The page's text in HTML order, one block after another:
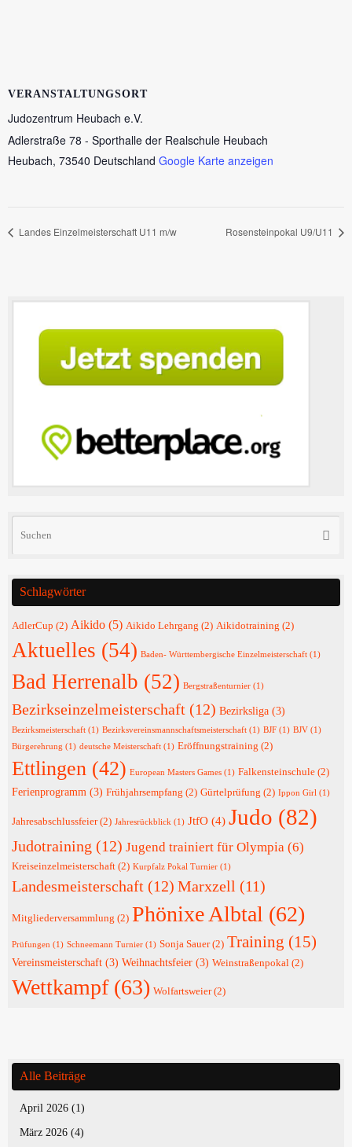
VERANSTALTUNGSORT
Judozentrum Heubach e.V.
Adlerstraße 78 - Sporthalle der Realschule Heubach
Heubach, 73540 Deutschland Google Karte anzeigen
Landes Einzelmeisterschaft U11 m/w Rosensteinpokal U9/U11
Schlagwörter
AdlerCup (2) Aikido (5) Aikido Lehrgang (2) Aikidotraining (2)
Aktuelles (54) Baden- Württembergische Einzelmeisterschaft (1)
Bad Herrenalb (52) Bergstraßenturnier (1)
Bezirkseinzelmeisterschaft (12) Bezirksliga (3)
Bezirksmeisterschaft (1) Bezirksvereinsmannschaftsmeisterschaft (1) BJF (1) BJV (1)
Bürgerehrung (1) deutsche Meisterschaft (1) Eröffnungstraining (2)
Ettlingen (42) European Masters Games (1) Falkensteinschule (2)
Ferienprogramm (3) Frühjahrsempfang (2) Gürtelprüfung (2) Ippon Girl (1)
Jahresabschlussfeier(2) Jahresrückblick (1) JtfO (4) Judo (82)
Judotraining (12) Jugend trainiert für Olympia (6)
Kreiseinzelmeisterschaft (2) Kurpfalz Pokal Turnier (1)
Landesmeisterschaft (12) Marxzell (11)
Mitgliederversammlung (2) Phönixe Albtal (62)
Prüfungen (1) Schneemann Turnier (1) Sonja Sauer(2) Training (15)
Vereinsmeisterschaft (3) Weihnachtsfeier (3) Weinstraßenpokal (2)
Wettkampf(63) Wolfartsweier(2)
Alle Beiträge
April 2026 (1)
März 2026 (4)